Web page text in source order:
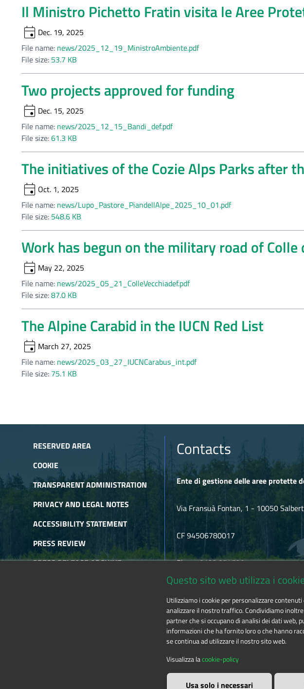
Il Ministro Pichetto Fratin visita le Aree
event Dec. 19, 2025
File name: news/2025_12_19_MinistroAmbiente.pdf
File size: 53.7 KB
Two projects approved for funding
event Dec. 15, 2025
File name: news/2025_12_15_Bandi_def.pdf
File size:61.3 KB
The initiatives of the Cozie Alps Parks after
event Oct. 1, 2025
File name: news/Lupo_Pastore_PiandellAlpe_2025_10_01.pdf
File size: 548.6 KB
Work has begun on the military road of Colle
event May 22, 2025
File name: news/2025_05_21_ColleVecchiadef.pdf
File size:87.0 KB
The Alpine Carabid in the IUCN Red List
event March 27, 2025
File name: news/2025_03_27_IUCNCarabus_int.pdf
File size: 75.1 KB
RESERVED AREA
COOKIE
TRANSPARENT ADMINISTRATION
PRIVACY AND LEGAL NOTES
ACCESSIBILITY STATEMENT
PRESS REVIEW
PRESS RELEASE ARCHIVE
Contacts
Ente di gestione delle aree protette
Via Fransuà Fontan, 1 - 10050
CF 94506780017
Phone 0122.854720
Questo sito web utilizza i
Utilizziamo i cookie per personalizzare
analizzare il nostro traffico. Condividiamo
partner che si occupano di analisi dei dati web,
informazioni che ha fornito loro o che hanno
se continua ad utilizzare il nostro sito web.
Visualizza lacookie-policy
Usa solo i necessari